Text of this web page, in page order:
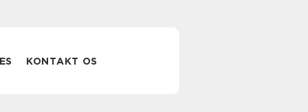
KONTAKT OS